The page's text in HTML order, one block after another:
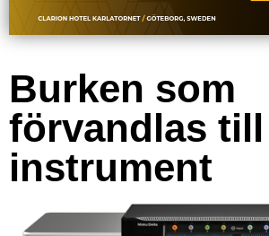
Burken som
förvandlas
instrument